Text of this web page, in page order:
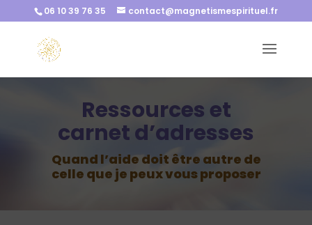
06 10 39 76 35 contact@magnetismespirituel.fr
Ressources et
carnet d’adresses
Quand l’aide doit être autre de
celle que je peux vous proposer